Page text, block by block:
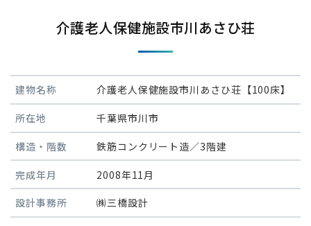
介護老人保健施設市川あさひ荘
建物名称 介護老人保健施設市川あさひ荘【100床】
所在地 千葉県市川市
構造・階数 鉄筋コンクリート造／3階建
完成年月 2008年11月
設計事務所 ㈱三橋設計